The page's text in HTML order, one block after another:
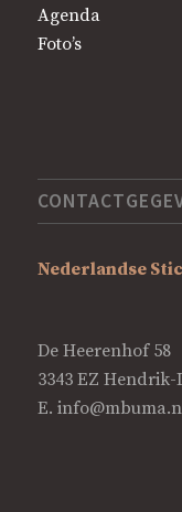
Agenda
Foto’s
Nederlandse
De Heerenhof 58
3343 EZ
E.